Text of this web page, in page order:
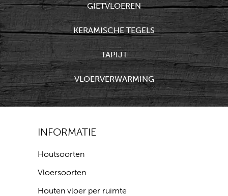
GIETVLOEREN
KERAMISCHE TEGELS
TAPIJT
VLOERVERWARMING
INFORMATIE
Houtsoorten
Vloersoorten
Houten vloer per ruimte